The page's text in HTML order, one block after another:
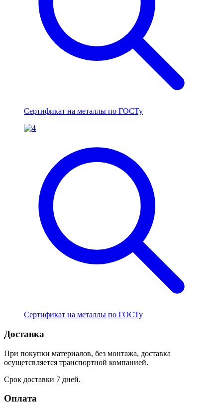
Сертификат на металлы по ГОСТу
Сертификат на металлы по ГОСТу
Доставка
При покупки материалов, без монтажа, доставка
осущетсвляется транспортной компанией.
Срок доставки 7 дней.
Оплата